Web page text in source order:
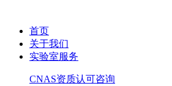
首页
关于我们
实验室服务
CNAS资质认可咨询